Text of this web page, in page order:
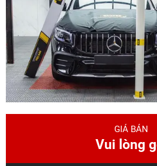
GIÁ BÁN
Vui lòng